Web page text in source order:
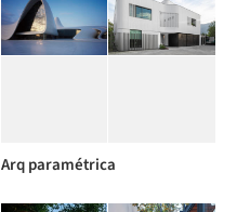
Arq paramétrica